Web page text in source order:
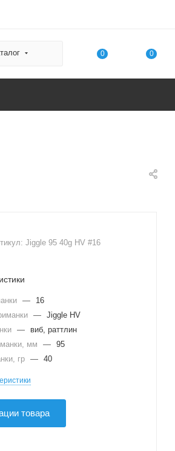
0 0
Jiggle 95 40g HV #16
—
16
— Jiggle HV
—
виб, раттлин
мм
— 95
гр
— 40
товара